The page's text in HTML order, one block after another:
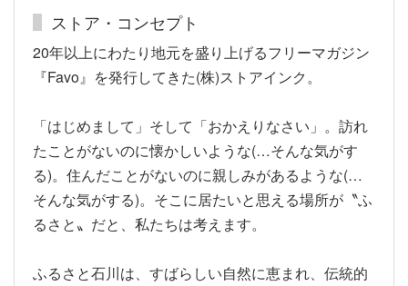
ストア・コンセプト
20年以上にわたり地元を盛り上げるフリーマガジン
『Favo』を発行してきた(株)ストアインク。
「はじめまして」そして「おかえりなさい」。訪れ
たことがないのに懐かしいような(…そんな気がす
る)。住んだことがないのに親しみがあるような(…
そんな気がする)。そこに居たいと思える場所が〝ふ
るさと〟だと、私たちは考えます。
ふるさと石川は、すばらしい自然に恵まれ、伝統的